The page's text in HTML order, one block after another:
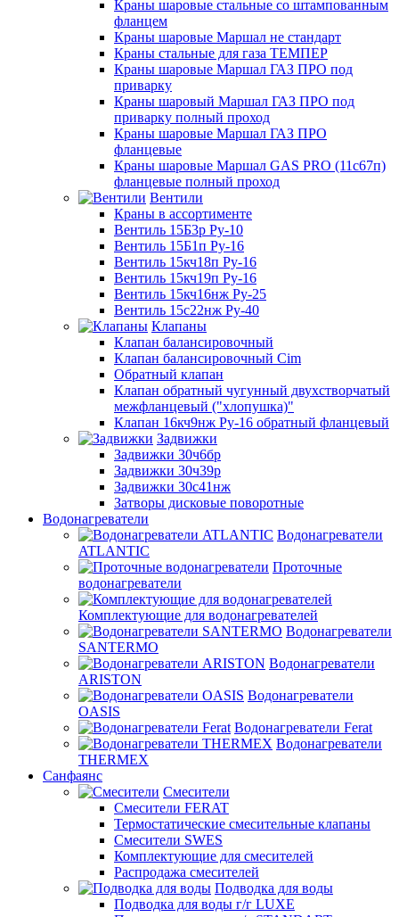
Краны шаровые стальные со штампованным
фланцем
Краны шаровые Маршал не стандарт
Краны стальные для газа ТЕМПЕР
Краны шаровые Маршал ГАЗ ПРО под
приварку
Краны шаровый Маршал ГАЗ ПРО под
приварку полный проход
Краны шаровые Маршал ГАЗ ПРО
фланцевые
Краны шаровые Маршал GAS PRO (11с67п)
фланцевые полный проход
Вентили
Краны в ассортименте
Вентиль 15Б3р Ру-10
Вентиль 15Б1п Ру-16
Вентиль 15кч18п Ру-16
Вентиль 15кч19п Ру-16
Вентиль 15кч16нж Ру-25
Вентиль 15с22нж Ру-40
Клапаны
Клапан балансировочный
Клапан балансировочный Cim
Обратный клапан
Клапан обратный чугунный двухстворчатый
межфланцевый ("хлопушка)"
Клапан 16кч9нж Ру-16 обратный фланцевый
Задвижки
Задвижки 30ч6бр
Задвижки 30ч39р
Задвижки 30с41нж
Затворы дисковые поворотные
Водонагреватели
Водонагреватели
ATLANTIC
Проточные
водонагреватели
Комплектующие для водонагревателей
Водонагреватели
SANTERMO
Водонагреватели
ARISTON
Водонагреватели
OASIS
Водонагреватели Ferat
Водонагреватели
THERMEX
Санфаянс
Смесители
Смесители FERAT
Термостатические смесительные клапаны
Смесители SWES
Комплектующие для смесителей
Распродажа смесителей
Подводка для воды
Подводка для воды г/г LUXE